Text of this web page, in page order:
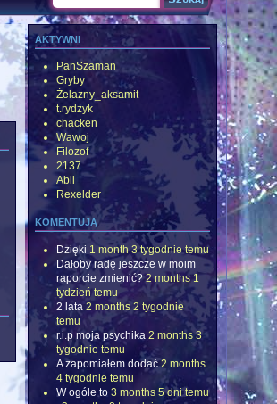
Formularz wyszukiwania
aktywni
PanSzaman
Gryby
Żelazny_aksamit
t.rydzyk
chacken
Wawoj
Filozof
2137
Abli
Rexelder
komentują
Dzięki 1 month 3 tygodnie temu
Dałoby radę jeszcze w moim
raporcie zmienić? 2 months 1
tydzień temu
2 lata 2 months 2 tygodnie
temu
r.i.p moja psychika 2 months 3
tygodnie temu
A zapomiałem dodać 2 months
4 tygodnie temu
W ogóle to 3 months 5 dni temu